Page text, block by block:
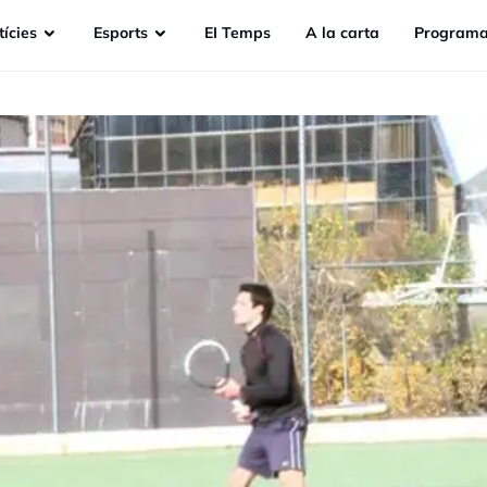
Esports EI Temps A la carta